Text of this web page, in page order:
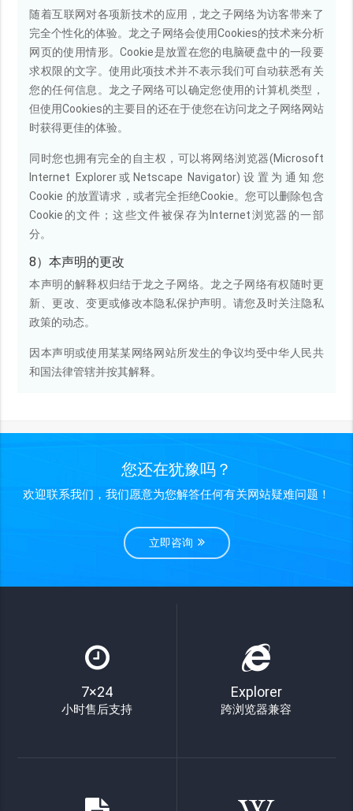
随着互联网对各项新技术的应用，龙之子网络为访客带来了
完全个性化的体验。龙之子网络会使用Cookies的技术来分析
网页的使用情形。Cookie是放置在您的电脑硬盘中的一段要
求权限的文字。使用此项技术并不表示我们可自动获悉有关
您的任何信息。龙之子网络可以确定您使用的计算机类型，
但使用Cookies的主要目的还在于使您在访问龙之子网络网站
时获得更佳的体验。
同时您也拥有完全的自主权，可以将网络浏览器(Microsoft
Internet Explorer或Netscape Navigator)设置为通知您
Cookie 的放置请求，或者完全拒绝Cookie。您可以删除包含
Cookie的文件；这些文件被保存为Internet浏览器的一部
分。
8）本声明的更改
本声明的解释权归结于龙之子网络。龙之子网络有权随时更
新、更改、变更或修改本隐私保护声明。请您及时关注隐私
政策的动态。
因本声明或使用某某网络网站所发生的争议均受中华人民共
和国法律管辖并按其解释。
您还在犹豫吗？
欢迎联系我们，我们愿意为您解答任何有关网站疑难问题！
立即咨询
7×24
小时售后支持
Explorer
跨浏览器兼容